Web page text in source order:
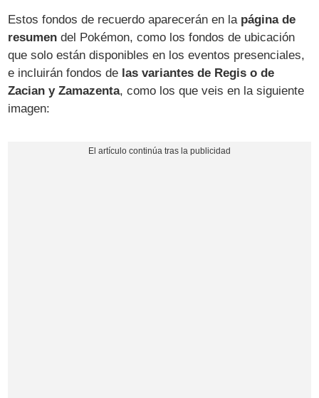
Estos fondos de recuerdo aparecerán en la página de
resumen del Pokémon, como los fondos de ubicación
que solo están disponibles en los eventos presenciales,
e incluirán fondos de las variantes de Regis o de
Zacian y Zamazenta, como los que veis en la siguiente
imagen: